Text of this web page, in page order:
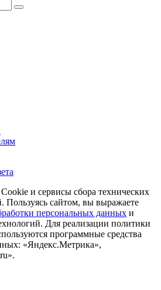
и сервисы сбора технических
Пользуясь сайтом, вы выражаете
персональных данных и
Для реализации политики
программные средства
«Яндекс.Метрика»,